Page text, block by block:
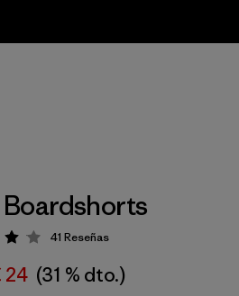
4 / 5
41 Reseñas
24 (31 % dto.)